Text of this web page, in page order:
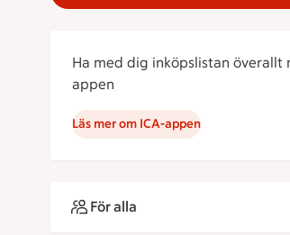
Ha med dig inköpslistan överallt
appen
Läs mer om ICA-appen
För alla